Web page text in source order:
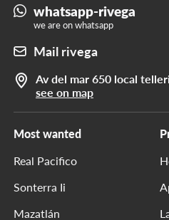
Most wanted
Real Pacifico
Sonterra Ii
Mazatlán
whatsapp-rivega
we are on whatsapp
Mail rivega
Av del mar 650 local
see on map